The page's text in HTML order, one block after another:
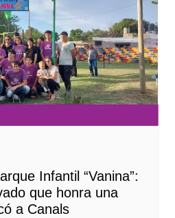
Infantil “Vanina”:
que honra una
a Canals